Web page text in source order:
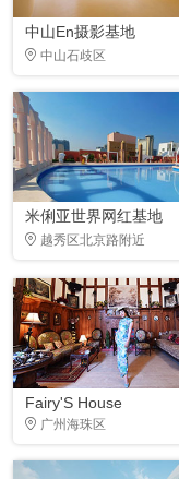
中山En摄影基地
中山石歧区
米俐亚世界网红基地
越秀区北京路附近
Fairy'S House
广州海珠区